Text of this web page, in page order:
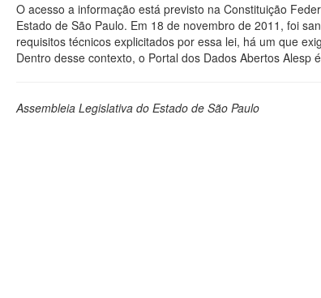
O acesso a informação está previsto na Constituição
Estado de São Paulo. Em 18 de novembro de 2011, foi
requisitos técnicos explicitados por essa lei, há um que
Dentro desse contexto, o Portal dos Dados Abertos
Assembleia Legislativa do Estado de São Paulo